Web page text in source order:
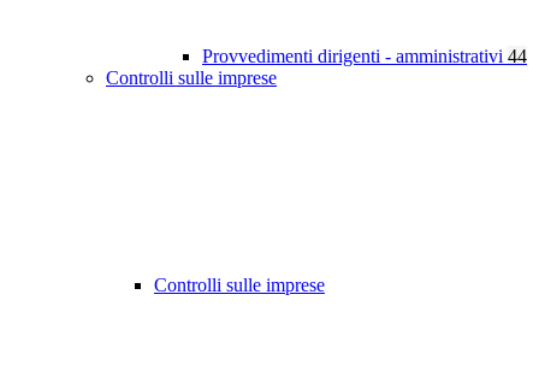
Provvedimenti dirigenti - amministrativi 44
Controlli sulle imprese
Controlli sulle imprese